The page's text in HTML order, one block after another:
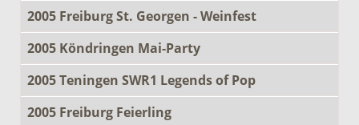
2005 Freiburg St. Georgen - Weinfest
2005 Köndringen Mai-Party
2005 Teningen SWR1 Legends of Pop
2005 Freiburg Feierling